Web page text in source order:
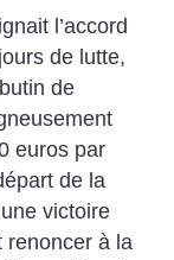
l’accord
de lutte,
de
euros par
de la
victoire
renoncer à la